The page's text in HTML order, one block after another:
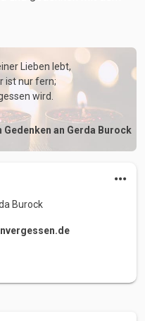
Lieben lebt,
ist nur fern;
wird.
an Gerda Burock
Burock